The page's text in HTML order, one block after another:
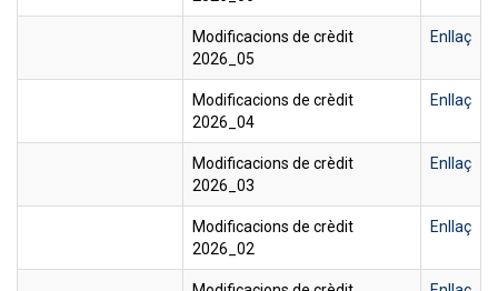
Modificacions de crèdit
2026_05
Enllaç
Modificacions de crèdit
2026_04
Enllaç
Modificacions de crèdit
2026_03
Enllaç
Modificacions de crèdit
2026_02
Enllaç